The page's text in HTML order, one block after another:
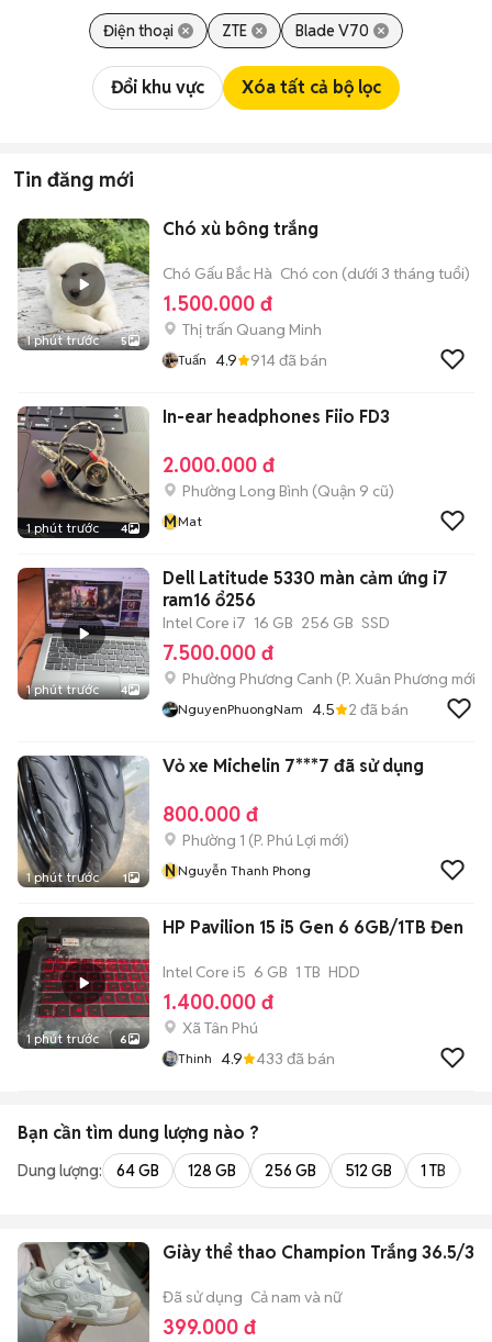
Điện thoại ZTE Blade V70
Đổi khu vực Xóa tất cả bộ lọc
Tin đăng mới
1 phút trước 5
Chó xù bông trắng
Chó Gấu Bắc Hà Chó con (dưới 3 tháng tuổi)
1.500.000 đ
Thị trấn Quang Minh
Tuấn 4.9 914đã bán
1 phút trước 4
In-ear headphones Fiio FD3
2.000.000 đ
Phường Long Bình (Quận 9 cũ)
MMat
1 phút trước 4
Dell Latitude 5330 màn cảm ứng i7
ram16 ổ256
Intel Core i7 16 GB 256 GB SSD
7.500.000 đ
Phường Phương Canh (P. Xuân Phương mới)
NguyenPhuongNam 4.5 2 đã bán
1 phút trước 1
Vỏ xe Michelin 7***7 đã sử dụng
800.000 đ
Phường 1 (P. Phú Lợi mới)
NNguyễn Thanh Phong
1 phút trước 6
HP Pavilion 15 i5 Gen 6 6GB/1TB Đen
Intel Core i5 6 GB 1 TB HDD
1.400.000 đ
Xã Tân Phú
Thinh 4.9 433 đã bán
Bạn cần tìm dung lượng nào ?
Dung lượng: 64 GB 128 GB 256 GB 512 GB 1 TB
Giày thể thao Champion Trắng 36.5/37
Đã sử dụng Cả nam và nữ
399.000 đ